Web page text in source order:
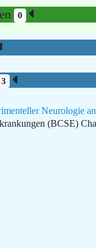
0
3
Neurologie
(BCSE)